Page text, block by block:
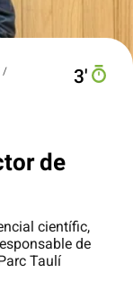
/
3′
de
científic,
de
Taulí